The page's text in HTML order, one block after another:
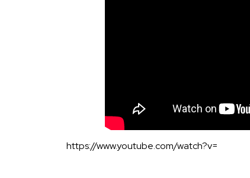
https://www.youtube.com/watch?v=